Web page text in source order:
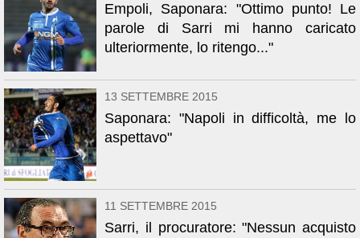
Empoli, Saponara: "Ottimo punto! Le
parole di Sarri mi hanno caricato
ulteriormente, lo ritengo..."
13 SETTEMBRE 2015
Saponara: "Napoli in difficoltà, me lo
aspettavo"
11 SETTEMBRE 2015
Sarri, il procuratore: "Nessun acquisto